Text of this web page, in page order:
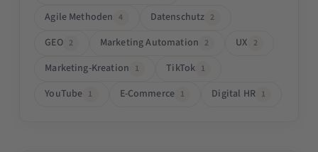
Agile Methoden 4 Datenschutz 2
GEO 2 Marketing Automation 2 UX 2
Marketing-Kreation 1 TikTok 1
YouTube 1 E-Commerce 1 Digital HR 1